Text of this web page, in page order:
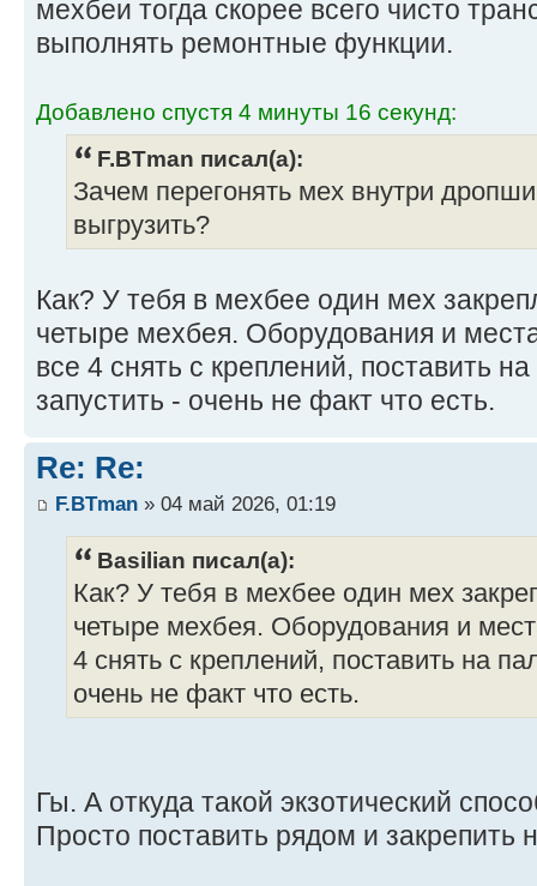
мехбеи тогда скорее всего чисто
выполнять ремонтные функции.
Добавлено спустя 4 минуты 16 секунд:
F.BTman писал(а):
Зачем перегонять мех внутри
выгрузить?
Как? У тебя в мехбее один мех
четыре мехбея. Оборудования и
все 4 снять с креплений, поставить
запустить - очень не факт что есть.
Re: Re:
F.BTman » 04 май 2026, 01:19
Basilian писал(а):
Как? У тебя в мехбее один мех
четыре мехбея. Оборудования и
4 снять с креплений, поставить на
очень не факт что есть.
Гы. А откуда такой экзотический
Просто поставить рядом и закрепить